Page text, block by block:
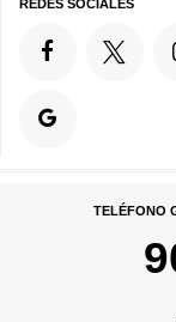
REDES SOCIALES
TELÉFONO